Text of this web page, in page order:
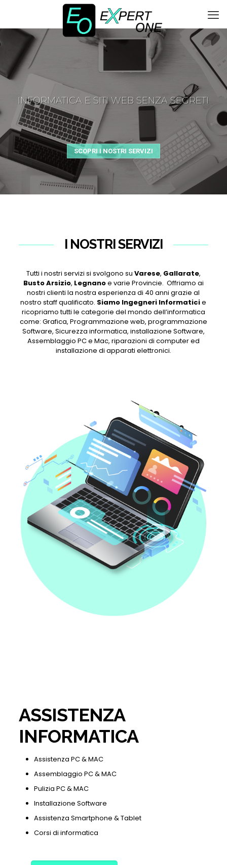
INFORMATICA E SITI WEB SENZA SEGRETI
SCOPRI I NOSTRI SERVIZI
I NOSTRI SERVIZI
Tutti i nostri servizi si svolgono su Varese, Gallarate,
Busto Arsizio, Legnanoe varie Provincie. Offriamo ai
nostri clienti la nostra esperienza di 40 anni grazie al
nostro staff qualificato. Siamo Ingegneri Informaticie
ricopriamo tutti le categorie del mondo dell’informatica
come: Grafica, Programmazione web, programmazione
Software, Sicurezza informatica, installazione Software,
Assemblaggio PC e Mac, riparazioni di computer ed
installazione di apparati elettronici.
ASSISTENZA
INFORMATICA
Assistenza PC & MAC
Assemblaggio PC & MAC
Pulizia PC & MAC
Installazione Software
Assistenza Smartphone & Tablet
Corsi di informatica